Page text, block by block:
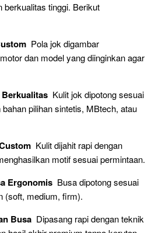
berkualitas tinggi. Berikut
Pola jok digambar
dan model yang diinginkan agar
Kulit jok dipotong sesuai
pilihan sintetis, MBtech, atau
Kulit dijahit rapi dengan
motif sesuai permintaan.
Ergonomis Busa dipotong sesuai
(soft, medium, firm).
Busa Dipasang rapi dengan teknik